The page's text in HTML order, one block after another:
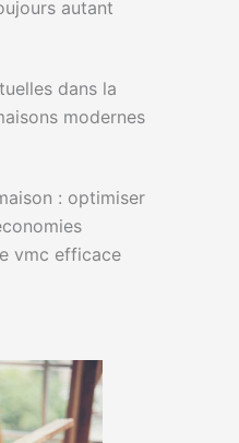
autant
dans la
modernes
: optimiser
vmc efficace